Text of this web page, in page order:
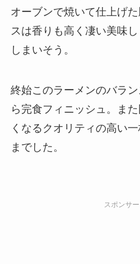
オーブンで焼いて仕上げ
スは香りも高く凄い美味
しまいそう。
終始このラーメンのバラ
ら完食フィニッシュ。ま
くなるクオリティの高い
までした。
スポンサ